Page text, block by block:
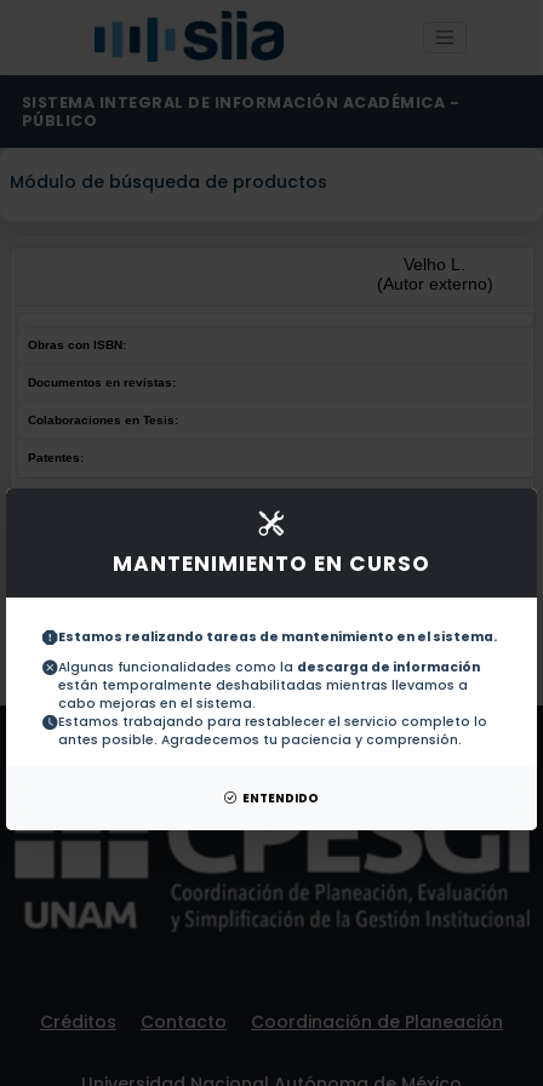
MANTENIMIENTO EN CURSO
Estamos realizando tareas de mantenimiento en el sistema.
Algunas funcionalidades como la descarga de información
están temporalmente deshabilitadas mientras llevamos a
cabo mejoras en el sistema.
Estamos trabajando para restablecer el servicio completo lo
antes posible. Agradecemos tu paciencia y comprensión.
ENTENDIDO
SISTEMA INTEGRAL DE INFORMACIÓN ACADÉMICA -
PÚBLICO
Módulo de búsqueda de productos
Velho L.
(Autor externo)
Obras con ISBN:
Documentos en revistas:
Colaboraciones en Tesis:
Patentes:
No hay obras de este autor.
Documentos en revistas:
Colaboraciones en Tesis:
Patentes: No hay patentes de este autor.
Créditos Contacto Coordinación de Planeación